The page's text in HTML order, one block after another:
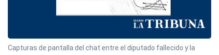
Capturas de pantalla del chat entre el diputado fallecido y la